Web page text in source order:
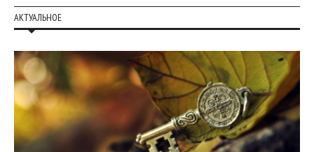
АКТУАЛЬНОЕ